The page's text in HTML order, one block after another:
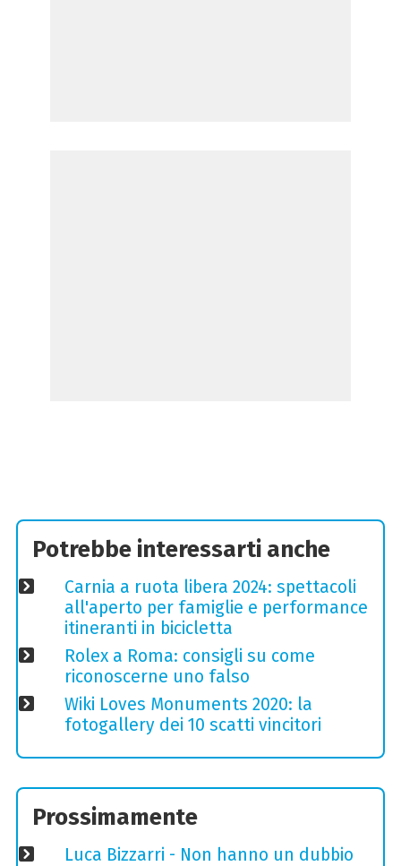
Potrebbe interessarti anche
Carnia a ruota libera 2024: spettacoli
all'aperto per famiglie e performance
itineranti in bicicletta
Rolex a Roma: consigli su come
riconoscerne uno falso
Wiki Loves Monuments 2020: la
fotogallery dei 10 scatti vincitori
Prossimamente
Luca Bizzarri - Non hanno un dubbio